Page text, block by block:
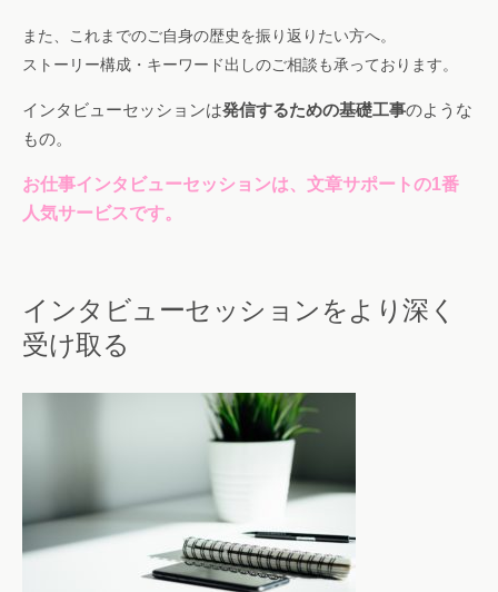
また、これまでのご自身の歴史を振り返りたい方へ。
ストーリー構成・キーワード出しのご相談も承っております。
インタビューセッションは発信するための基礎工事のような
もの。
お仕事インタビューセッションは、文章サポートの1番
人気サービスです。
インタビューセッションをより深く
受け取る